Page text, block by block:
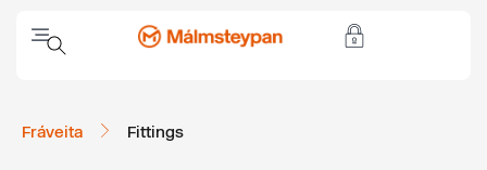
Fráveita Fittings